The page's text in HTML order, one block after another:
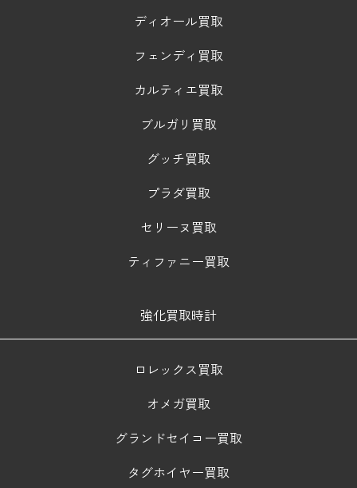
ディオール買取
フェンディ買取
カルティエ買取
ブルガリ買取
グッチ買取
プラダ買取
セリーヌ買取
ティファニー買取
強化買取時計
ロレックス買取
オメガ買取
グランドセイコー買取
タグホイヤー買取